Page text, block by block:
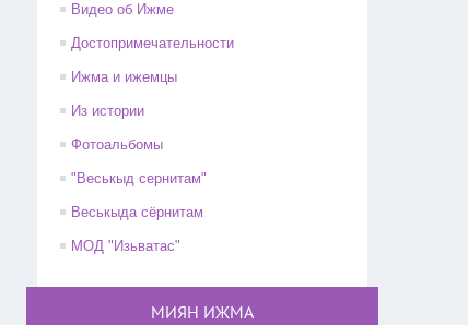
Видео об Ижме
Достопримечательности
Ижма и ижемцы
Из истории
Фотоальбомы
"Веськыд сернитам"
Веськыда сёрнитам
МОД "Изьватас"
МИЯН ИЖМА